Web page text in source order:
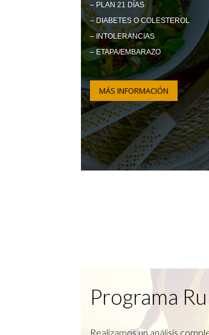
– PLAN 21 DÍAS
– DIABETES O COLESTEROL
– INTOLERANCIAS
– ETAPA/EMBARAZO
MÁS INFORMACIÓN
Programa
Realizamos un análisis